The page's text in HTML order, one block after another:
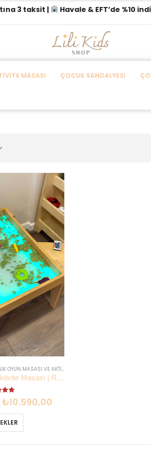
3 taksit | Havale & EFT’de %10
MASASI ÇOCUK SANDALYESI
OYUN MASASI VE AKTIVITE MASASI
LED Işıklı Duyusal Aktivite Masası | Renk Değiştiren Işık Ahşap | Lilikids Shop
out of 5
₺10.590,00